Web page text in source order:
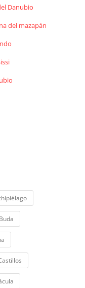
Danubio
del mazapán
Buda